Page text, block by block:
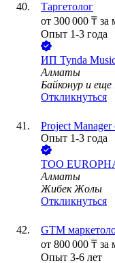
Таргетолог
от 300 000 ₸ за
Опыт 1-3 года
ИП Tynda
Алматы
Байконур и еще
Откликнуться
Project
Опыт 1-3 года
ТОО
Алматы
Жибек Жолы
Откликнуться
GTM
от 800 000 ₸ за
Опыт 3-6 лет